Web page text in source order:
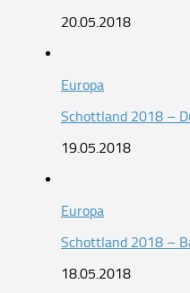
20.05.2018
Europa
Schottland 2018 –
19.05.2018
Europa
Schottland 2018 –
18.05.2018